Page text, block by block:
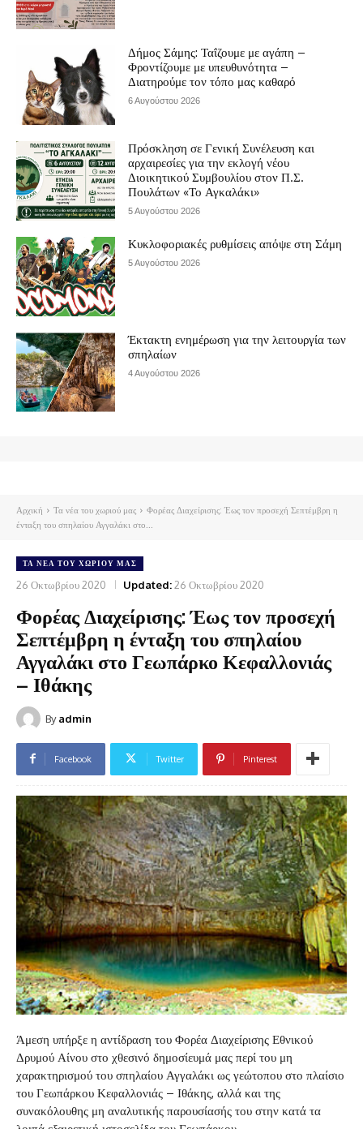
Δήμος Σάμης: Ταΐζουμε με αγάπη –
Φροντίζουμε με υπευθυνότητα –
Διατηρούμε τον τόπο μας καθαρό
6 Αυγούστου 2026
Πρόσκληση σε Γενική Συνέλευση και
αρχαιρεσίες για την εκλογή νέου
Διοικητικού Συμβουλίου στον Π.Σ.
Πουλάτων «Το Αγκαλάκι»
5 Αυγούστου 2026
Κυκλοφοριακές ρυθμίσεις απόψε στη Σάμη
5 Αυγούστου 2026
Έκτακτη ενημέρωση για την λειτουργία των
σπηλαίων
4 Αυγούστου 2026